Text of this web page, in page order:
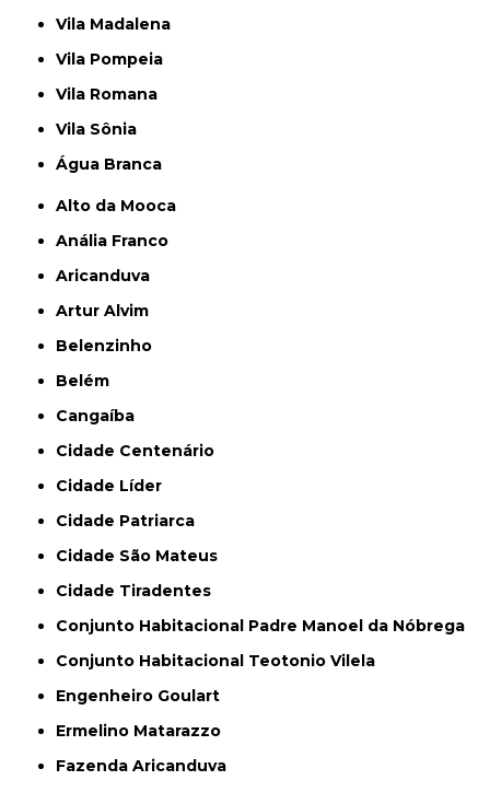
Vila Madalena
Vila Pompeia
Vila Romana
Vila Sônia
Água Branca
Alto da Mooca
Anália Franco
Aricanduva
Artur Alvim
Belenzinho
Belém
Cangaíba
Cidade Centenário
Cidade Líder
Cidade Patriarca
Cidade São Mateus
Cidade Tiradentes
Conjunto Habitacional Padre Manoel da Nóbrega
Conjunto Habitacional Teotonio Vilela
Engenheiro Goulart
Ermelino Matarazzo
Fazenda Aricanduva